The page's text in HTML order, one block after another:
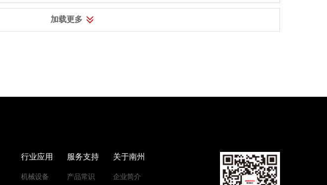
加载更多
行业应用
机械设备
服务支持
产品常识
关于南州
企业简介